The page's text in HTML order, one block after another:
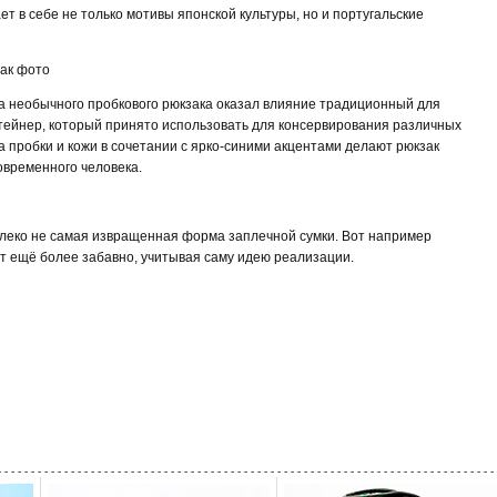
в себе не только мотивы японской культуры, но и португальские
необычного пробкового рюкзака оказал влияние традиционный для
который принято использовать для консервирования различных
пробки и кожи в сочетании с ярко-синими акцентами делают рюкзак
человека.
не самая извращенная форма заплечной сумки. Вот например
ещё более забавно, учитывая саму идею реализации.
- - - - - - - - - - - - - - - - - - - - - - - - - - - - - - - - - - - - - - - - - - - - - - - - - - - - - - - - - - - - - - - - - - - - - - - - -